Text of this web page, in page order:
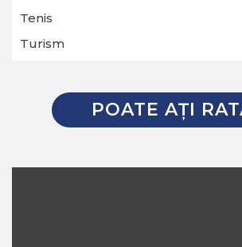
Tenis
Turism
POATE AŢI